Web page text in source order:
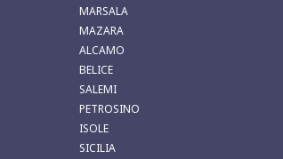
MARSALA
MAZARA
ALCAMO
BELICE
SALEMI
PETROSINO
ISOLE
SICILIA